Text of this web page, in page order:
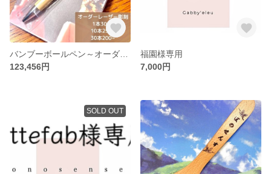
123,456円
福園様専用
7,000円
SOLD OUT